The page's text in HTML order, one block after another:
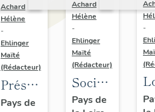
Achard
Hélène
-
Ehlinger
Maïté
(Rédacteur)
Présentation
du
Pays de
Achard
Hélène
-
Ehlinger
Maïté
(Rédacteur)
Société
BTP
Pays de
-